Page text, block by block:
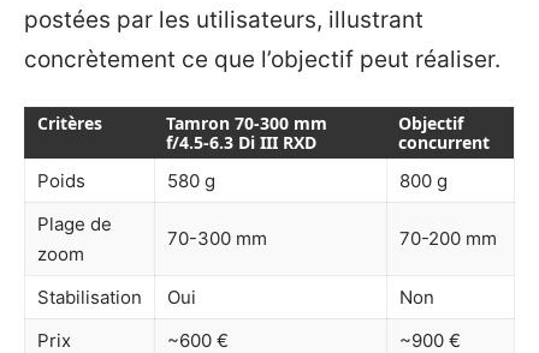
postées par les utilisateurs, illustrant
concrètement ce que l’objectif peut réaliser.
Critères
Tamron 70-300 mm
f/4.5-6.3 Di III RXD
Objectif
concurrent
Poids
580 g
800 g
Plage de
zoom
70-300 mm 70-200 mm
Stabilisation Oui
Non
Prix
~600 € ~900 €